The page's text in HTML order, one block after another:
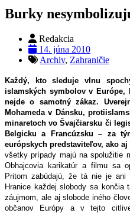
Burky
Redakcia
14. júna 2010
Archiv, Zahraničie
Každý, kto sleduje vlnu
islamských symbolov v Európe,
nejde o samotný zákaz.
Mohameda v Dánsku,
minaretoch vo Švajčiarsku či
Belgicku a Francúzsku – za
európskych predstaviteľov, ako
všetky prípady majú na spolužitie
Obhajcovia karikatúr a filmu sa
Pritom zabúdajú, že tá nie je ani
Hranice každej slobody sa
záujmom, ale aj slobode iného
občanov Európy a v tejto